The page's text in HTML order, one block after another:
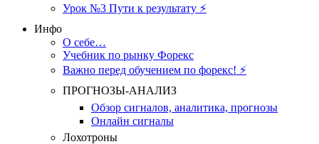
Урок №3 Пути к результату ⚡️
Инфо
О себе…
Учебник по рынку Форекс
Важно перед обучением по форекс! ⚡
ПРОГНОЗЫ-АНАЛИЗ
Обзор сигналов, аналитика, прогнозы
Онлайн сигналы
Лохотроны